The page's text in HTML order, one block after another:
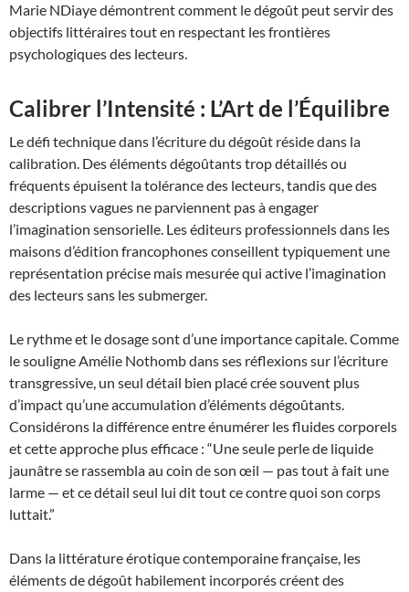
Marie NDiaye démontrent comment le dégoût peut servir des
objectifs littéraires tout en respectant les frontières
psychologiques des lecteurs.
Calibrer l’Intensité : L’Art de l’Équilibre
Le défi technique dans l’écriture du dégoût réside dans la
calibration. Des éléments dégoûtants trop détaillés ou
fréquents épuisent la tolérance des lecteurs, tandis que des
descriptions vagues ne parviennent pas à engager
l’imagination sensorielle. Les éditeurs professionnels dans les
maisons d’édition francophones conseillent typiquement une
représentation précise mais mesurée qui active l’imagination
des lecteurs sans les submerger.
Le rythme et le dosage sont d’une importance capitale. Comme
le souligne Amélie Nothomb dans ses réflexions sur l’écriture
transgressive, un seul détail bien placé crée souvent plus
d’impact qu’une accumulation d’éléments dégoûtants.
Considérons la différence entre énumérer les fluides corporels
et cette approche plus efficace : “Une seule perle de liquide
jaunâtre se rassembla au coin de son œil — pas tout à fait une
larme — et ce détail seul lui dit tout ce contre quoi son corps
luttait.”
Dans la littérature érotique contemporaine française, les
éléments de dégoût habilement incorporés créent des